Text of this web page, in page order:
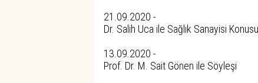
21.09.2020 -
Dr. Salih Uca ile Sağlık Sanayisi
13.09.2020 -
Prof. Dr. M. Sait Gönen ile Söyleşi